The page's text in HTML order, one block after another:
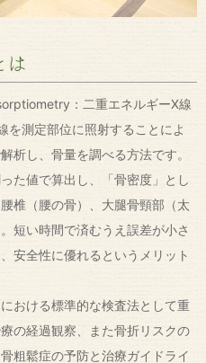
は
：二重エネルギーX線
を測定部位に照射することによ
析し、骨量を調べる方法です。
た値で算出し、「骨密度」とし
椎（腰の骨）、大腿骨頸部（太
短い時間で済むうえ誤差が小さ
安全性に優れるというメリット
おける標準的な検査法として重
の経過観察、また骨折リスクの
粗鬆症の予防と治療ガイドライ